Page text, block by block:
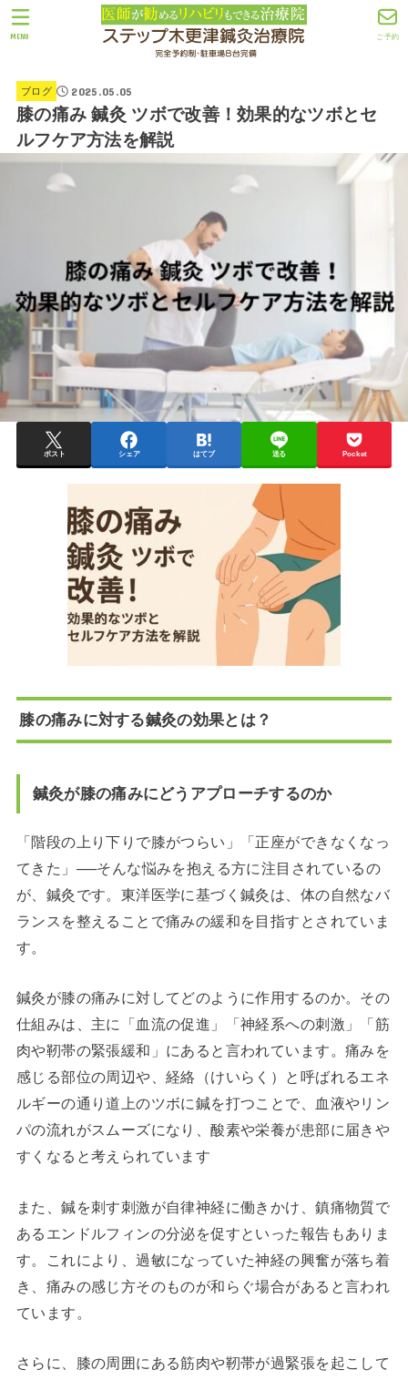
ご予約
MENU
ブログ 2025.05.05
膝の痛み 鍼灸 ツボで改善！効果的なツボとセ
ルフケア方法を解説
ポスト シェア はてブ 送る Pocket
膝の痛みに対する鍼灸の効果とは？
鍼灸が膝の痛みにどうアプローチするのか
「階段の上り下りで膝がつらい」「正座ができなくなっ
てきた」──そんな悩みを抱える方に注目されているの
が、鍼灸です。東洋医学に基づく鍼灸は、体の自然なバ
ランスを整えることで痛みの緩和を目指すとされていま
す。
鍼灸が膝の痛みに対してどのように作用するのか。その
仕組みは、主に「血流の促進」「神経系への刺激」「筋
肉や靭帯の緊張緩和」にあると言われています。痛みを
感じる部位の周辺や、経絡（けいらく）と呼ばれるエネ
ルギーの通り道上のツボに鍼を打つことで、血液やリン
パの流れがスムーズになり、酸素や栄養が患部に届きや
すくなると考えられています
また、鍼を刺す刺激が自律神経に働きかけ、鎮痛物質で
あるエンドルフィンの分泌を促すといった報告もありま
す。これにより、過敏になっていた神経の興奮が落ち着
き、痛みの感じ方そのものが和らぐ場合があると言われ
ています。
さらに、膝の周囲にある筋肉や靭帯が過緊張を起こして